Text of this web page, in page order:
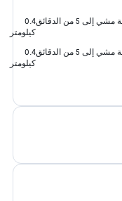
إلى 5 من الدقائق
0.4
كيلومتر
إلى 5 من الدقائق
0.4
كيلومتر